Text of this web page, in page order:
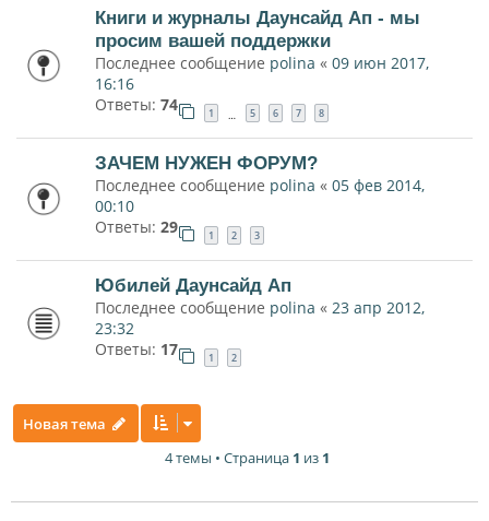
Книги и журналы Даунсайд Ап - мы
просим вашей поддержки
Последнее сообщение polina « 09 июн 2017,
16:16
Ответы: 74 1 … 5 6 7 8
ЗАЧЕМ НУЖЕН ФОРУМ?
Последнее сообщение polina « 05 фев 2014,
00:10
Ответы: 29 1 2 3
Юбилей Даунсайд Ап
Последнее сообщение polina « 23 апр 2012,
23:32
Ответы: 17 1 2
Новая тема
4 темы • Страница 1 из 1